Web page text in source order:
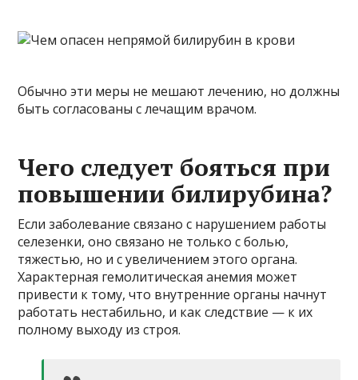
Обычно эти меры не мешают лечению, но должны
быть согласованы с лечащим врачом.
Чего следует бояться при
повышении билирубина?
Если заболевание связано с нарушением работы
селезенки, оно связано не только с болью,
тяжестью, но и с увеличением этого органа.
Характерная гемолитическая анемия может
привести к тому, что внутренние органы начнут
работать нестабильно, и как следствие — к их
полному выходу из строя.